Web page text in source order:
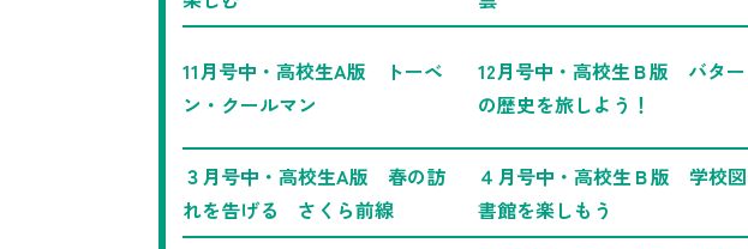
11月号中・高校生A版 トーベ
ン・クールマン
12月号中・高校生Ｂ版 バター
の歴史を旅しよう！
３月号中・高校生A版 春の訪
れを告げる さくら前線
４月号中・高校生Ｂ版 学校図
書館を楽しもう